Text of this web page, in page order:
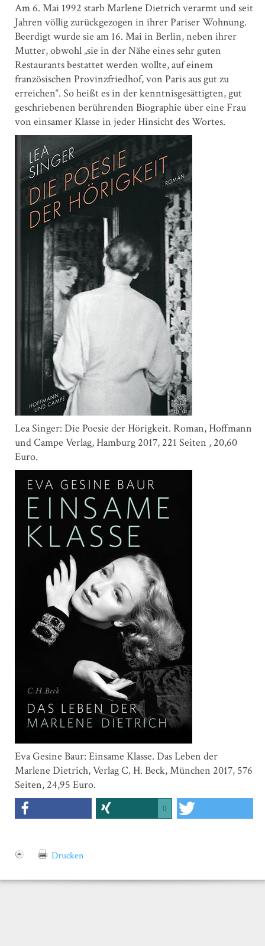
Am 6. Mai 1992 starb Marlene Dietrich verarmt und seit
Jahren völlig zurückgezogen in ihrer Pariser Wohnung.
Beerdigt wurde sie am 16. Mai in Berlin, neben ihrer
Mutter, obwohl „sie in der Nähe eines sehr guten
Restaurants bestattet werden wollte, auf einem
französischen Provinzfriedhof, von Paris aus gut zu
erreichen“. So heißt es in der kenntnisgesättigten, gut
geschriebenen berührenden Biographie über eine Frau
von einsamer Klasse in jeder Hinsicht des Wortes.
Lea Singer: Die Poesie der Hörigkeit. Roman, Hoffmann
und Campe Verlag, Hamburg 2017, 221 Seiten , 20,60
Euro.
Eva Gesine Baur: Einsame Klasse. Das Leben der
Marlene Dietrich, Verlag C. H. Beck, München 2017, 576
Seiten, 24,95 Euro.
0
Drucken